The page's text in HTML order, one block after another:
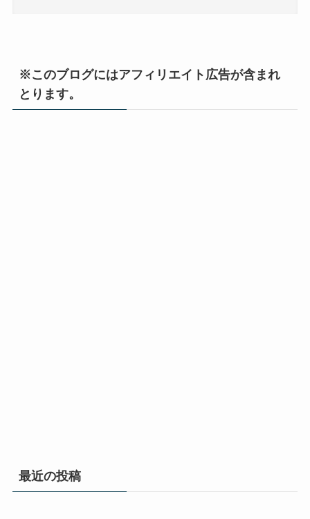
※このブログにはアフィリエイト広告が含まれ
とります。
最近の投稿